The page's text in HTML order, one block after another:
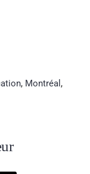
, Montréal ,